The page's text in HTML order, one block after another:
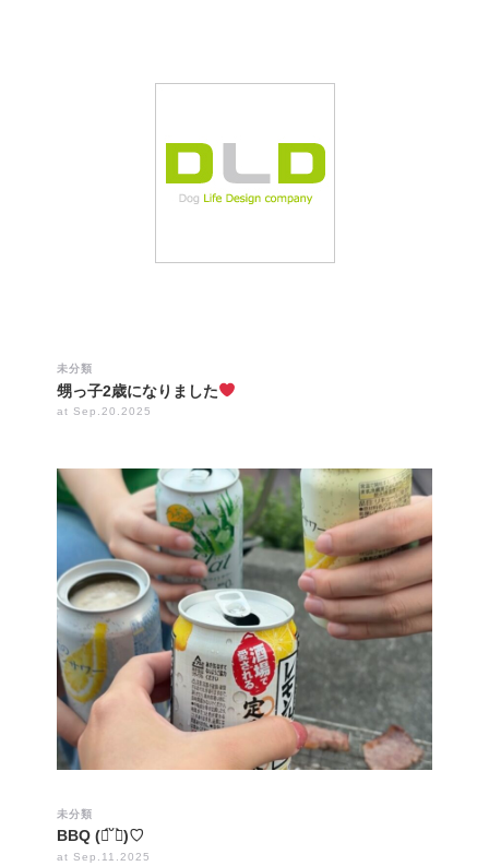
未分類
甥っ子2歳になりました
at Sep.20.2025
未分類
BBQ (ฅ́˘ฅ̀)♡
at Sep.11.2025